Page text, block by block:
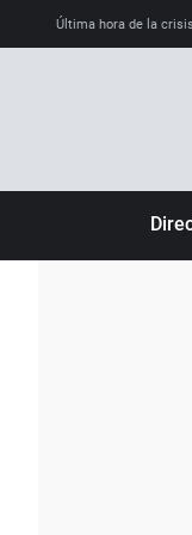
Última hora de la